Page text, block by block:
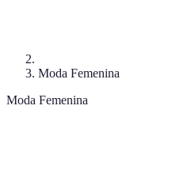
Moda Femenina
Moda Femenina